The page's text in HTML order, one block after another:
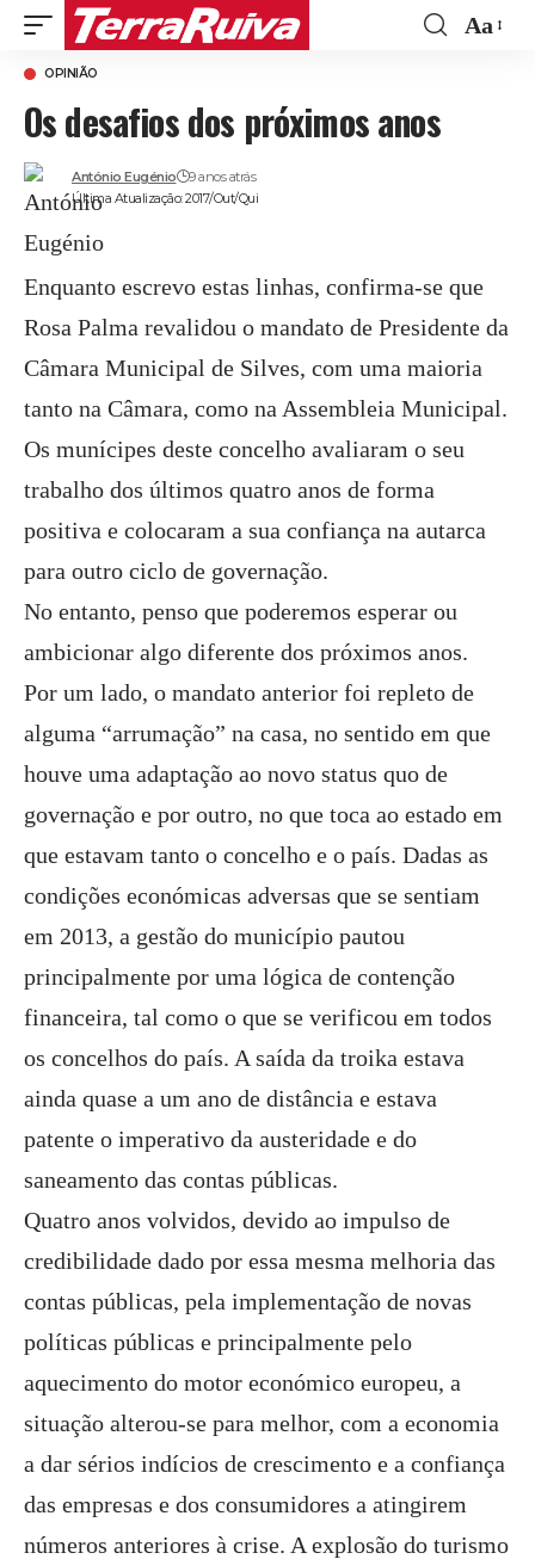
Aa
OPINIÃO
Os desafios dos próximos anos
Última Atualização: 2017/Out/Qui
António Eugénio 9 anos atrás
Enquanto escrevo estas linhas, confirma-se que
Rosa Palma revalidou o mandato de Presidente da
Câmara Municipal de Silves, com uma maioria
tanto na Câmara, como na Assembleia Municipal.
Os munícipes deste concelho avaliaram o seu
trabalho dos últimos quatro anos de forma
positiva e colocaram a sua confiança na autarca
para outro ciclo de governação.
No entanto, penso que poderemos esperar ou
ambicionar algo diferente dos próximos anos.
Por um lado, o mandato anterior foi repleto de
alguma “arrumação” na casa, no sentido em que
houve uma adaptação ao novo status quo de
governação e por outro, no que toca ao estado em
que estavam tanto o concelho e o país. Dadas as
condições económicas adversas que se sentiam
em 2013, a gestão do município pautou
principalmente por uma lógica de contenção
financeira, tal como o que se verificou em todos
os concelhos do país. A saída da troika estava
ainda quase a um ano de distância e estava
patente o imperativo da austeridade e do
saneamento das contas públicas.
Quatro anos volvidos, devido ao impulso de
credibilidade dado por essa mesma melhoria das
contas públicas, pela implementação de novas
políticas públicas e principalmente pelo
aquecimento do motor económico europeu, a
situação alterou-se para melhor, com a economia
a dar sérios indícios de crescimento e a confiança
das empresas e dos consumidores a atingirem
números anteriores à crise. A explosão do turismo